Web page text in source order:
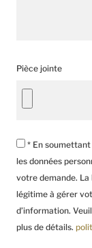
Pièce jointe
* En
les données
votre demande.
légitime à gérer
d’information.
plus de détails.